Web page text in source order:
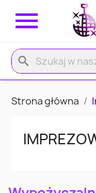

search
Strona główna